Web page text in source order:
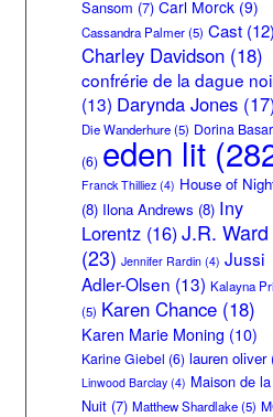
Sansom (7) Carl Morck (9)
Cassandra Palmer(5) Cast (12)
Charley Davidson (18)
confrérie de la dague
(13) Darynda Jones
Die Wanderhure(5) Dorina
(6) eden lit
Franck Thilliez (4) House of
(8) Ilona Andrews (8) Iny
Lorentz (16)J.R. Ward
(23) Jennifer Rardin (4) Jussi
Adler-Olsen (13) Kalayna
(5) Karen Chance (18)
Karen Marie Moning (10)
Karine Giebel (6) lauren oliver
Linwood Barclay (4) Maison de la
Nuit (7) Matthew Shardlake(5)